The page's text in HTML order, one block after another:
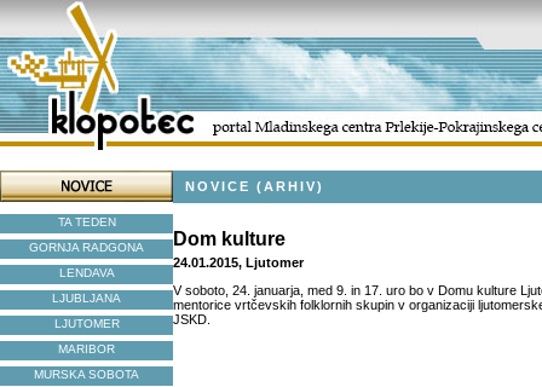
TA TEDEN
GORNJA RADGONA
LENDAVA
LJUBLJANA
LJUTOMER
MARIBOR
MURSKA SOBOTA
NOVICE (ARHIV)
Dom kulture
24.01.2015, Ljutomer
V soboto, 24. januarja, med 9. in 17. uro bo v Domu kulture
mentorice vrtčevskih folklornih skupin v organizaciji
JSKD.